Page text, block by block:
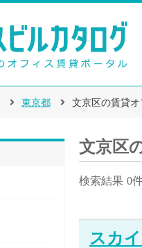
東京都 文京区の賃貸
文京区
検索結果 0
スカ